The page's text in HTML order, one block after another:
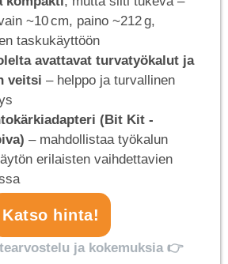
~10 cm, paino ~212 g,
taskukäyttöön
avattavat turvatyökalut ja
veitsi – helppo ja turvallinen
(Bit Kit -
– mahdollistaa työkalun
erilaisten vaihdettavien
Katso hinta!
ja kokemuksia 👉